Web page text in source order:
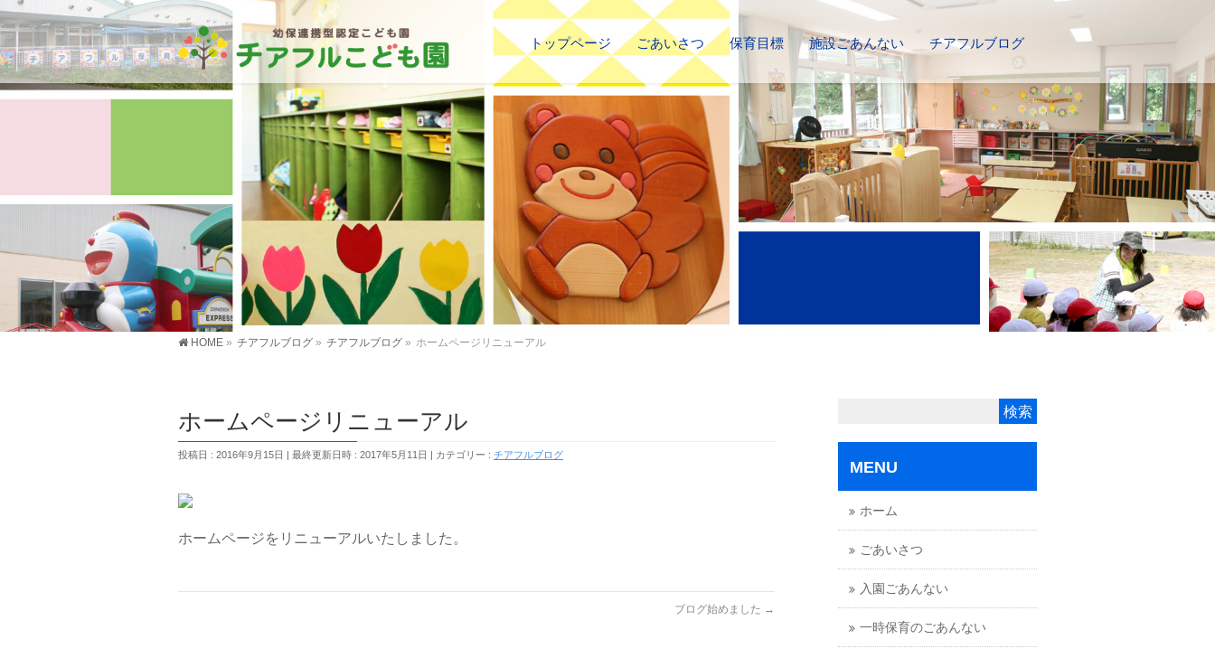
トップページ ごあいさつ 保育目標 施設ごあんない チアフルブログ
HOME » チアフルブログ » チアフルブログ » ホームページリニューアル
ホームページリニューアル
投稿日 : 2016年9月15日 最終更新日時 : 2017年5月11日 カテゴリー : チアフルブログ
ホームページをリニューアルいたしました。
ブログ始めました →
MENU
ホーム
ごあいさつ
入園ごあんない
一時保育のごあんない